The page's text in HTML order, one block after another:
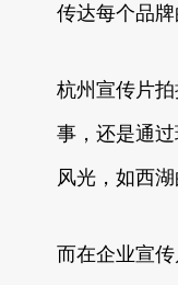
传达每个品牌
杭州宣传片
事，还是通
风光，如西
而在企业宣